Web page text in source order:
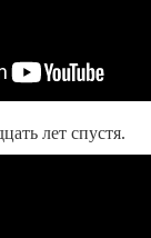
лет спустя.